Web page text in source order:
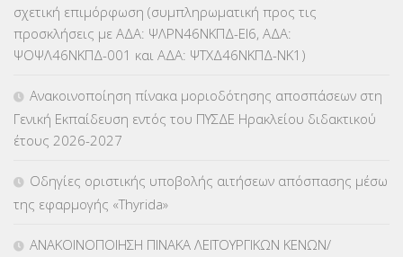
ΚΕΣΥ (60)
ΚΕΣΥΠ(109)
ΚΠγ – ΚΡΑΤΙΚΟ ΠΙΣΤΟΠΟΙΗΤΙΚΟ ΓΛΩΣΣΟΜΑΘΕΙΑΣ(135)
ΚΠπ- ΚΡΑΤΙΚΟ ΠΙΣΤΟΠΟΙΗΤΙΚΟ ΠΛΗΡΟΦΟΡΙΚΗΣ
ΛΟΙΠΑ(309)
σχετική επιμόρφωση (συμπληρωματική προς τις
προσκλήσεις με ΑΔΑ: ΨΛΡΝ46ΝΚΠΔ-ΕΙ6, ΑΔΑ:
ΨΟΨΛ46ΝΚΠΔ-001 και ΑΔΑ: ΨΤΧΔ46ΝΚΠΔ-ΝΚ1)
Ανακοινοποίηση πίνακα μοριοδότησης αποσπάσεων στη
Γενική Εκπαίδευση εντός του ΠΥΣΔΕ Ηρακλείου διδακτικού
έτους 2026-2027
Οδηγίες οριστικής υποβολής αιτήσεων απόσπασης μέσω
της εφαρμογής «Thyrida»
ΑΝΑΚΟΙΝΟΠΟΙΗΣΗ ΠΙΝΑΚΑ ΛΕΙΤΟΥΡΓΙΚΩΝ ΚΕΝΩΝ/